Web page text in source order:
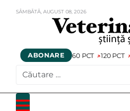
SÂMBĂTĂ, AUGUST 08,2026
ABONARE 60 PCT 120 PCT